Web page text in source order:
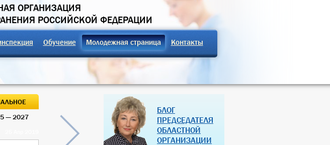
ОРГАНИЗАЦИЯ
РОССИЙСКОЙ ФЕДЕРАЦИИ
Обучение Молодежная страница Контакты
— 2027
ОТКРЫТЫЙ ОТЧЁТ О РАБОТЕ
ОБЛАСТНОГО КОМИТЕТА 2024
07 Дек 2018
РОССИЙСКОЙ ФЕДЕРАЦИИ
БЛОГ
ПРЕДСЕДАТЕЛЯ
ОБЛАСТНОЙ
ОРГАНИЗАЦИИ